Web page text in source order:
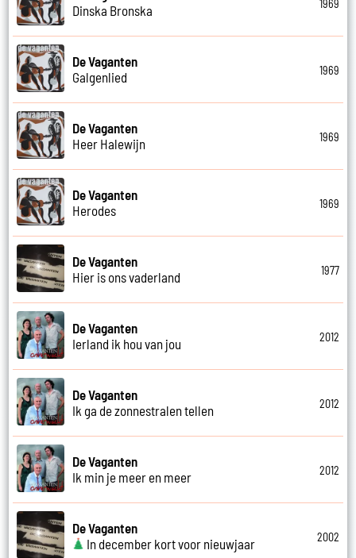
Dinska Bronska
1969
De Vaganten
Galgenlied
1969
De Vaganten
Heer Halewijn
1969
De Vaganten
Herodes
1969
De Vaganten
Hier is ons vaderland
1977
De Vaganten
Ierland ik hou van jou
2012
De Vaganten
Ik ga de zonnestralen tellen
2012
De Vaganten
Ik min je meer en meer
2012
De Vaganten
In december kort voor nieuwjaar
2002